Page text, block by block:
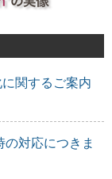
関するご案内
対応につきま